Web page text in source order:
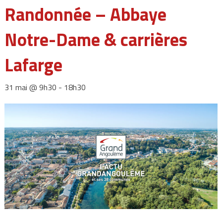
Randonnée – Abbaye
Notre-Dame & carrières
Lafarge
31 mai @ 9h30 - 18h30